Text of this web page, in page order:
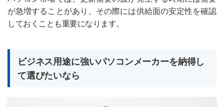
が急増することがあり、その際には供給面の安定性を確認
しておくことも重要になります。
ビジネス用途に強いパソコンメーカーを納得し
て選びたいなら